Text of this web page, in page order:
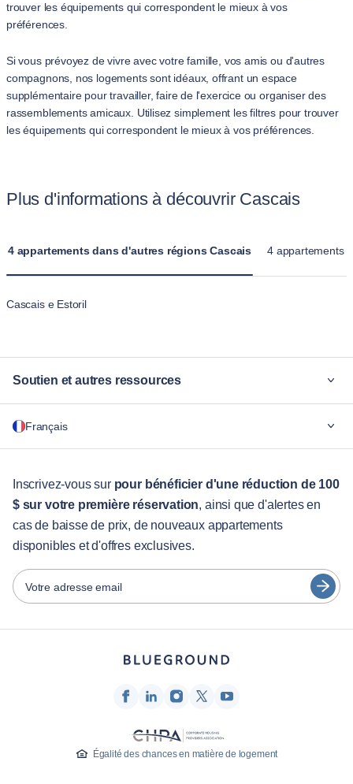
trouver les équipements qui correspondent le mieux à vos
préférences.
Si vous prévoyez de vivre avec votre famille, vos amis ou d'autres
compagnons, nos logements sont idéaux, offrant un espace
supplémentaire pour travailler, faire de l'exercice ou organiser des
rassemblements amicaux. Utilisez simplement les filtres pour trouver
les équipements qui correspondent le mieux à vos préférences.
Plus d'informations à découvrir Cascais
4 appartements dans d'autres régions Cascais 4 appartements
Cascais e Estoril
Soutien et autres ressources
Pour les entreprises
Services aux visiteurs
Guides des villes
Partenaires
Opérateurs de location de meubles
Propriétaires
Partenaires de franchise
À propos de nous
Français
English
Português
Español
Français
Türkçe
Inscrivez-vous sur pour bénéficier d'une réduction de 100
$ sur votre première réservation, ainsi que d'alertes en
cas de baisse de prix, de nouveaux appartements
disponibles et d'offres exclusives.
Votre adresse email
Égalité des chances en matière de logement